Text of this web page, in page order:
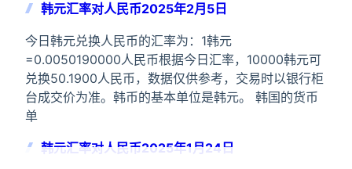
韩元汇率对人民币2025年2月5日
今日韩元兑换人民币的汇率为：1韩元
=0.0050190000人民币根据今日汇率，10000韩元可
兑换50.1900人民币，数据仅供参考，交易时以银行柜
台成交价为准。韩币的基本单位是韩元。 韩国的货币
单
韩元汇率对人民币2025年1月24日